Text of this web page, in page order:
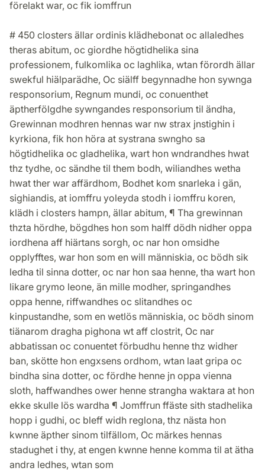
förelakt war, oc fik iomffrun
# 450 closters ällar ordinis klädhebonat oc allaledhes
theras abitum, oc giordhe högtidhelika sina
professionem, fulkomlika oc laghlika, wtan förordh ällar
swekful hiälparädhe, Oc siälff begynnadhe hon sywnga
responsorium, Regnum mundi, oc conuenthet
äptherfölgdhe sywngandes responsorium til ändha,
Grewinnan modhren hennas war nw strax jnstighin i
kyrkiona, fik hon höra at systrana swngho sa
högtidhelika oc gladhelika, wart hon wndrandhes hwat
thz tydhe, oc sändhe til them bodh, wiliandhes wetha
hwat ther war affärdhom, Bodhet kom snarleka i gän,
sighiandis, at iomffru yoleyda stodh i iomffru koren,
klädh i closters hampn, ällar abitum, ¶ Tha grewinnan
thzta hördhe, bögdhes hon som halff dödh nidher oppa
iordhena aff hiärtans sorgh, oc nar hon omsidhe
opplyfftes, war hon som en will människia, oc bödh sik
ledha til sinna dotter, oc nar hon saa henne, tha wart hon
likare grymo leone, än mille modher, springandhes
oppa henne, riffwandhes oc slitandhes oc
kinpustandhe, som en wetlös människia, oc bödh sinom
tiänarom dragha pighona wt aff clostrit, Oc nar
abbatissan oc conuentet förbudhu henne thz widher
ban, skötte hon engxsens ordhom, wtan laat gripa oc
bindha sina dotter, oc fördhe henne jn oppa vienna
sloth, haffwandhes ower henne strangha waktara at hon
ekke skulle lös wardha ¶ Jomffrun ffäste sith stadhelika
hopp i gudhi, oc bleff widh reglona, thz nästa hon
kwnne äpther sinom tilfällom, Oc märkes hennas
stadughet i thy, at engen kwnne henne komma til at ätha
andra ledhes, wtan som